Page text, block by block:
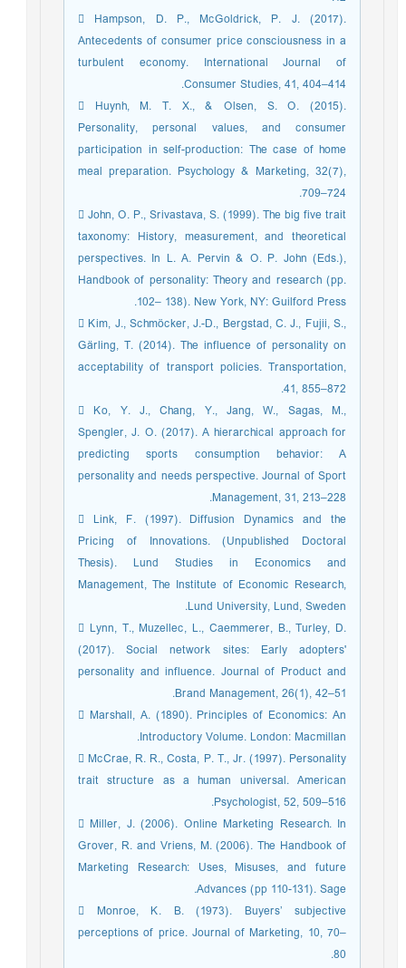
 Hampson, D. P., McGoldrick, P. J. (2017).
Antecedents of consumer price consciousness in a
turbulent economy. International Journal of
Consumer Studies, 41, 404–414.
 Huynh, M. T. X., & Olsen, S. O. (2015).
Personality, personal values, and consumer
participation in self-production: The case of home
meal preparation. Psychology & Marketing, 32(7),
709–724.
 John, O. P., Srivastava, S. (1999). The big five trait
taxonomy: History, measurement, and theoretical
perspectives. In L. A. Pervin & O. P. John (Eds.),
Handbook of personality: Theory and research (pp.
102– 138). New York, NY: Guilford Press.
 Kim, J., Schmöcker, J.-D., Bergstad, C. J., Fujii, S.,
Gärling, T. (2014). The influence of personality on
acceptability of transport policies. Transportation,
41, 855–872.
 Ko, Y. J., Chang, Y., Jang, W., Sagas, M.,
Spengler, J. O. (2017). A hierarchical approach for
predicting sports consumption behavior: A
personality and needs perspective. Journal of Sport
Management, 31, 213–228.
 Link, F. (1997). Diffusion Dynamics and the
Pricing of Innovations. (Unpublished Doctoral
Thesis). Lund Studies in Economics and
Management, The Institute of Economic Research,
Lund University, Lund, Sweden.
 Lynn, T., Muzellec, L., Caemmerer, B., Turley, D.
(2017). Social network sites: Early adopters'
personality and influence. Journal of Product and
Brand Management, 26(1), 42–51.
 Marshall, A. (1890). Principles of Economics: An
Introductory Volume. London: Macmillan.
 McCrae, R. R., Costa, P. T., Jr. (1997). Personality
trait structure as a human universal. American
Psychologist, 52, 509–516.
 Miller, J. (2006). Online Marketing Research. In
Grover, R. and Vriens, M. (2006). The Handbook of
Marketing Research: Uses, Misuses, and future
Advances (pp 110-131). Sage.
 Monroe, K. B. (1973). Buyers’ subjective
perceptions of price. Journal of Marketing, 10, 70–
80.